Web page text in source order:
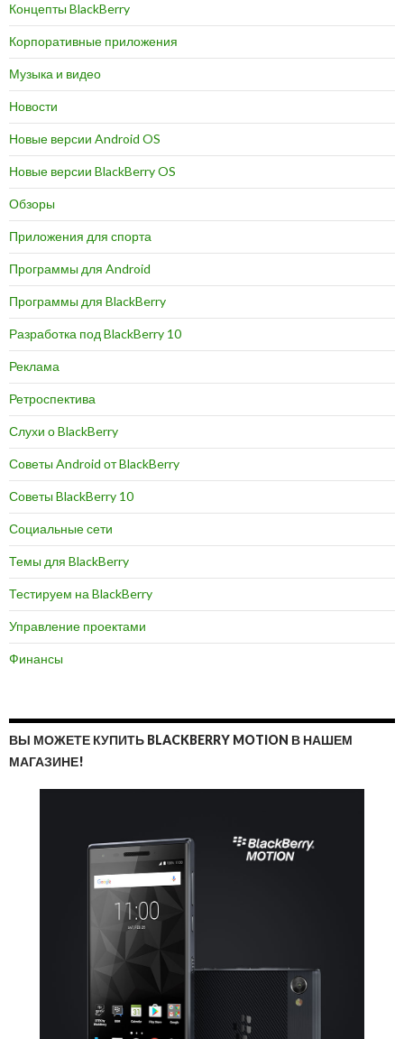
Концепты BlackBerry
Корпоративные приложения
Музыка и видео
Новости
Новые версии Android OS
Новые версии BlackBerry OS
Обзоры
Приложения для спорта
Программы для Android
Программы для BlackBerry
Разработка под BlackBerry 10
Реклама
Ретроспектива
Слухи о BlackBerry
Советы Android от BlackBerry
Советы BlackBerry 10
Социальные сети
Темы для BlackBerry
Тестируем на BlackBerry
Управление проектами
Финансы
ВЫ МОЖЕТЕ КУПИТЬ BLACKBERRY MOTION В НАШЕМ
МАГАЗИНЕ!